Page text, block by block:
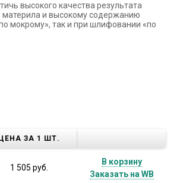
высокого качества результата
и высокому содержанию
мокрому», так и при шлифовании «по
ЦЕНА ЗА 1 ШТ.
1 505 руб.
В корзину
Заказать на WB